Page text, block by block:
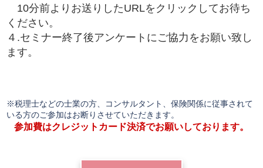
10分前よりお送りしたURLをクリックしてお待ち
ください。
４.セミナー終了後アンケートにご協力をお願い致し
ます。
※税理士などの士業の方、コンサルタント、保険関係に従事されて
いる方のご参加はお断りさせていただきます。
参加費はクレジットカード決済でお願いしております。